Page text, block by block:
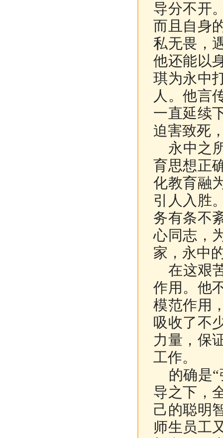
导分不开
而且自身
私无畏，
他还能以
琪为永中
人。他言
一直延续
迫害致死
永中之
育思想正
化教育融
引人入胜
务有条不
心同志，
家，永中
在这艰
作用。他
模范作用
吸收了不
力量，保
工作。
的确是“
导之下，
己的聪明
师生员工